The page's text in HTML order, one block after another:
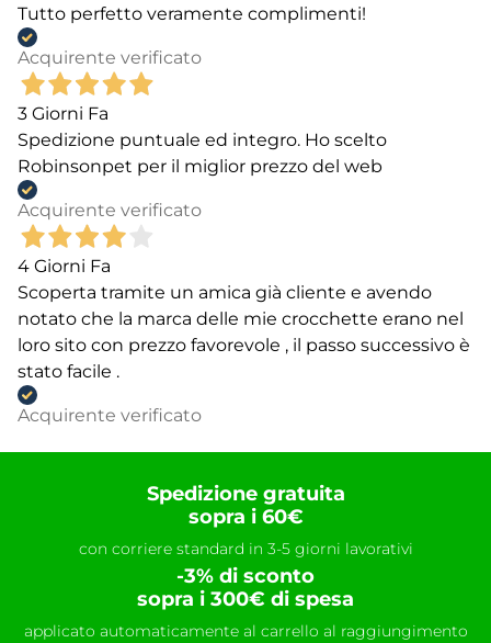
Tutto perfetto veramente complimenti!
Acquirente verificato
3 Giorni Fa
Spedizione puntuale ed integro. Ho scelto
Robinsonpet per il miglior prezzo del web
Acquirente verificato
4 Giorni Fa
Scoperta tramite un amica già cliente e avendo
notato che la marca delle mie crocchette erano nel
loro sito con prezzo favorevole , il passo successivo è
stato facile .
Acquirente verificato
Spedizione gratuita
sopra i 60€
con corriere standard in 3-5 giorni lavorativi
-3% di sconto
sopra i 300€ di spesa
applicato automaticamente al carrello al raggiungimento